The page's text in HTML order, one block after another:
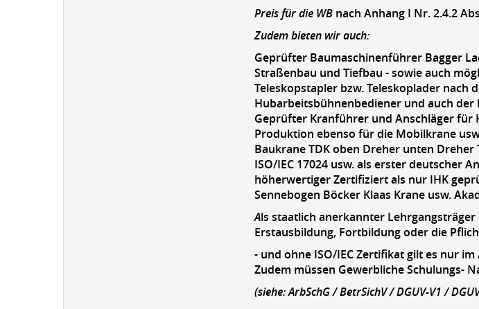
Preis für die WB nach Anhang I Nr. 2.4.2
Zudem bieten wir auch:
Geprüfter Baumaschinenführer Bagger
Straßenbau und Tiefbau - sowie auch
Teleskopstapler bzw. Teleskoplader nach
Hubarbeitsbühnenbediener und auch
Geprüfter Kranführer und Anschläger für
Produktion ebenso für die Mobilkrane
Baukrane TDK oben Dreher unten
ISO/IEC 17024 usw. als erster deutscher
höherwertiger Zertifiziert als nur IHK
Sennebogen Böcker Klaas Krane usw.
Als staatlich anerkannter
Erstausbildung, Fortbildung oder die
- und ohne ISO/IEC Zertifikat gilt es nur
Zudem müssen Gewerbliche Schulungs-
(siehe: ArbSchG / BetrSichV / DGUV-V1 /